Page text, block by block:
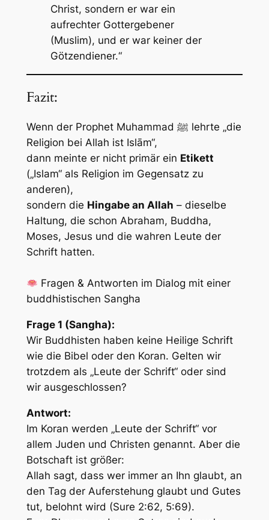
Christ, sondern er war ein
aufrechter Gottergebener
(Muslim), und er war keiner der
Götzendiener.“
Fazit:
Wenn der Prophet Muhammad ﷺ lehrte „die
Religion bei Allah ist Islām“,
dann meinte er nicht primär ein Etikett
(„Islam“ als Religion im Gegensatz zu
anderen),
sondern die Hingabe an Allah – dieselbe
Haltung, die schon Abraham, Buddha,
Moses, Jesus und die wahren Leute der
Schrift hatten.
Fragen & Antworten im Dialog mit einer
buddhistischen Sangha
Frage 1 (Sangha):
Wir Buddhisten haben keine Heilige Schrift
wie die Bibel oder den Koran. Gelten wir
trotzdem als „Leute der Schrift“ oder sind
wir ausgeschlossen?
Antwort:
Im Koran werden „Leute der Schrift“ vor
allem Juden und Christen genannt. Aber die
Botschaft ist größer:
Allah sagt, dass wer immer an Ihn glaubt, an
den Tag der Auferstehung glaubt und Gutes
tut, belohnt wird (Sure 2:62, 5:69).